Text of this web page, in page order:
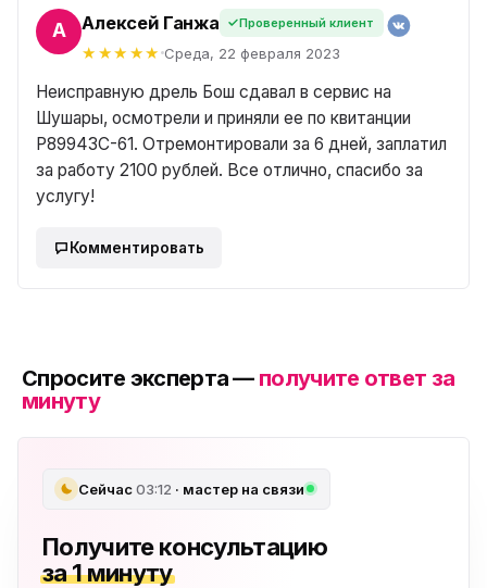
Алексей Ганжа Проверенный клиент
Среда, 22 февраля 2023
Неисправную дрель Бош сдавал в сервис на
Шушары, осмотрели и приняли ее по квитанции
P89943C-61. Отремонтировали за 6 дней, заплатил
за работу 2100 рублей. Все отлично, спасибо за
услугу!
Комментировать
Спросите эксперта — получите ответ за
минуту
Сейчас03:12 · мастер на связи
Получите консультацию
за 1 минуту